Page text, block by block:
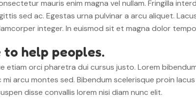
mauris enim magna vel nullam. Fringilla
sed ac. Egestas urna pulvinar a arcu aliquet.
integer. In euismod sit et magna dolor
to help peoples.
etiam orci pharetra dui cursus justo. Lorem
arcu montes sed. Bibendum scelerisque proin
disse convallis lorem nisi diam nunc elit.